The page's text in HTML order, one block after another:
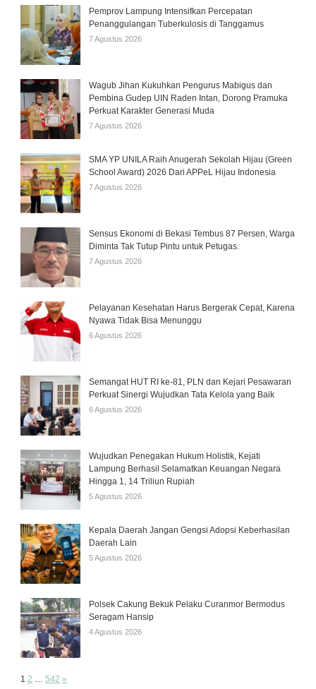
Pemprov Lampung Intensifkan Percepatan
Penanggulangan Tuberkulosis di Tanggamus
7 Agustus 2026
Wagub Jihan Kukuhkan Pengurus Mabigus dan
Pembina Gudep UIN Raden Intan, Dorong Pramuka
Perkuat Karakter Generasi Muda
7 Agustus 2026
SMA YP UNILA Raih Anugerah Sekolah Hijau (Green
School Award) 2026 Dari APPeL Hijau Indonesia
7 Agustus 2026
Sensus Ekonomi di Bekasi Tembus 87 Persen, Warga
Diminta Tak Tutup Pintu untuk Petugas.
7 Agustus 2026
Pelayanan Kesehatan Harus Bergerak Cepat, Karena
Nyawa Tidak Bisa Menunggu
6 Agustus 2026
Semangat HUT RI ke-81, PLN dan Kejari Pesawaran
Perkuat Sinergi Wujudkan Tata Kelola yang Baik
6 Agustus 2026
Wujudkan Penegakan Hukum Holistik, Kejati
Lampung Berhasil Selamatkan Keuangan Negara
Hingga 1, 14 Triliun Rupiah
5 Agustus 2026
Kepala Daerah Jangan Gengsi Adopsi Keberhasilan
Daerah Lain
5 Agustus 2026
Polsek Cakung Bekuk Pelaku Curanmor Bermodus
Seragam Hansip
4 Agustus 2026
Page:
1 2 … 542 Next
»